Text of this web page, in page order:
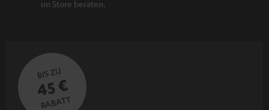
im Store beraten.
BIS ZU
45 €
RABATT